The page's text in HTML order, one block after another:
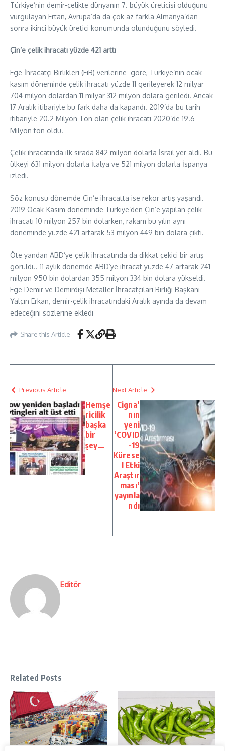
Türkiye’nin demir-çelikte dünyanın 7. büyük üreticisi olduğunu
vurgulayan Ertan, Avrupa’da da çok az farkla Almanya’dan
sonra ikinci büyük üretici konumunda olunduğunu söyledi.
Çin’e çelik ihracatı yüzde 421 arttı
Ege İhracatçı Birlikleri (EiB) verilerine göre, Türkiye’nin ocak-
kasım döneminde çelik ihracatı yüzde 11 gerileyerek 12 milyar
704 milyon dolardan 11 milyar 312 milyon dolara geriledi. Ancak
17 Aralık itibariyle bu fark daha da kapandı. 2019’da bu tarih
itibariyle 20.2 Milyon Ton olan çelik ihracatı 2020’de 19.6
Milyon ton oldu.
Çelik ihracatında ilk sırada 842 milyon dolarla İsrail yer aldı. Bu
ülkeyi 631 milyon dolarla İtalya ve 521 milyon dolarla İspanya
izledi.
Söz konusu dönemde Çin’e ihracatta ise rekor artış yaşandı.
2019 Ocak-Kasım döneminde Türkiye’den Çin’e yapılan çelik
ihracatı 10 milyon 257 bin dolarken, rakam bu yılın aynı
döneminde yüzde 421 artarak 53 milyon 449 bin dolara çıktı.
Öte yandan ABD’ye çelik ihracatında da dikkat çekici bir artış
görüldü. 11 aylık dönemde ABD’ye ihracat yüzde 47 artarak 241
milyon 950 bin dolardan 355 milyon 334 bin dolara yükseldi.
Ege Demir ve Demirdışı Metaller İhracatçıları Birliği Başkanı
Yalçın Erkan, demir-çelik ihracatındaki Aralık ayında da devam
edeceğini sözlerine ekledi
Share this Article
Previous Article
Hemşe
ricilik
başka
bir
şey…
Next Article
Cigna’
nın
yeni
‘COVID
-19
Kürese
l Etki
Araştır
ması’
yayınla
ndı
Editör
Related Posts